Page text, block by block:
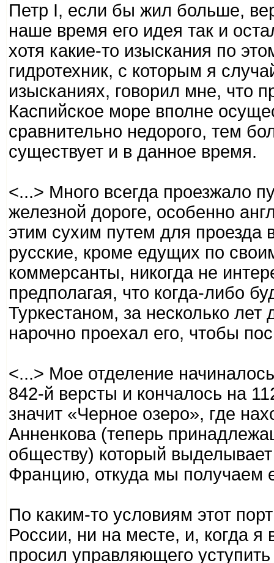
Петр I, если бы жил больше,
наше время его идея так и
хотя какие-то изыскания по
гидротехник, с которым я
изысканиях, говорил мне, что
Каспийское море вполне
сравнительно недорого, тем
существует и в данное время.
<...> Много всегда проезжало
железной дороге, особенно
этим сухим путем для
русские, кроме едущих по
коммерсанты, никогда не
предполагая, что когда-либо
Туркестаном, за несколько
нарочно проехал его, чтобы
<...> Мое отделение
842-й версты и кончалось на
значит «Черное озеро», где
Анненкова (теперь
обществу) который
Францию, откуда мы получаем
По каким-то условиям этот
России, ни на месте, и, когда
просил управляющего